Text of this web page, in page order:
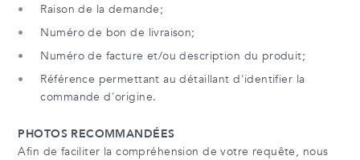
doivent être considérées comme normales et ne
peuvent en aucun cas servir de prétexte pour
l’annulation de la commande.
alcalin (pH de 8,5 ou plus). Les produits contenant
des huiles ou poudres peuvent laisser des résidus
et doivent être rincés soigneusement. Si votre
produits, rincer immédiatement à l’eau claire pour
neutraliser l’effet.
Raison de la demande;
Numéro de bon de livraison;
Numéro de facture et/ou description du produit;
Référence permettant au détaillant d'identifier la
commande d'origine.
PHOTOS RECOMMANDÉES
Afin de faciliter la compréhension de votre requête, nous